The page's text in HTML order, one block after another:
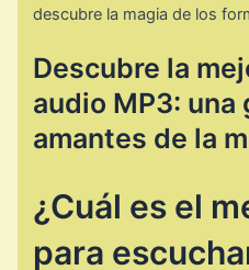
descubre la magia de los
Descubre la
audio MP3: una
amantes de la
¿Cuál es el
para